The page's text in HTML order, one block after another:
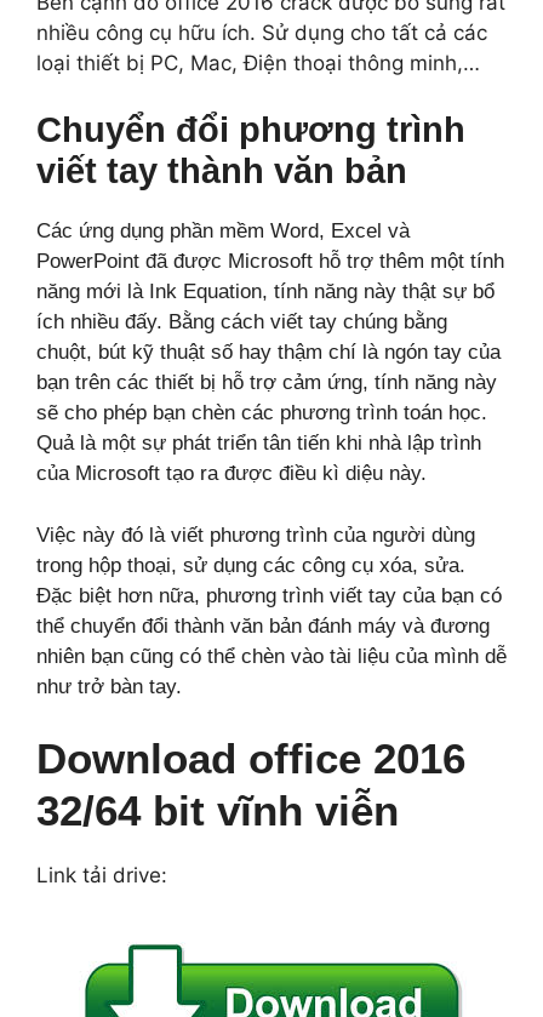
nhiều công cụ hữu ích. Sử dụng cho tất cả các
loại thiết bị PC, Mac, Điện thoại thông minh,…
Chuyển đổi phương trình
viết tay thành văn bản
Các ứng dụng phần mềm Word, Excel và
PowerPoint đã được Microsoft hỗ trợ thêm một tính
năng mới là Ink Equation, tính năng này thật sự bổ
ích nhiều đấy. Bằng cách viết tay chúng bằng
chuột, bút kỹ thuật số hay thậm chí là ngón tay của
bạn trên các thiết bị hỗ trợ cảm ứng, tính năng này
sẽ cho phép bạn chèn các phương trình toán học.
Quả là một sự phát triển tân tiến khi nhà lập trình
của Microsoft tạo ra được điều kì diệu này.
Việc này đó là viết phương trình của người dùng
trong hộp thoại, sử dụng các công cụ xóa, sửa.
Đặc biệt hơn nữa, phương trình viết tay của bạn có
thể chuyển đổi thành văn bản đánh máy và đương
nhiên bạn cũng có thể chèn vào tài liệu của mình dễ
như trở bàn tay.
Download office 2016
32/64 bit vĩnh viễn
Link tải drive: